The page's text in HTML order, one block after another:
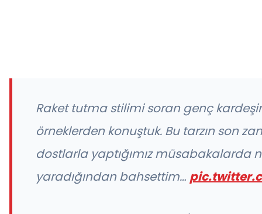
Raket tutma stilimi soran genç
örneklerden konuştuk. Bu tarzın son
dostlarla yaptığımız müsabakalarda
yaradığından bahsettim…